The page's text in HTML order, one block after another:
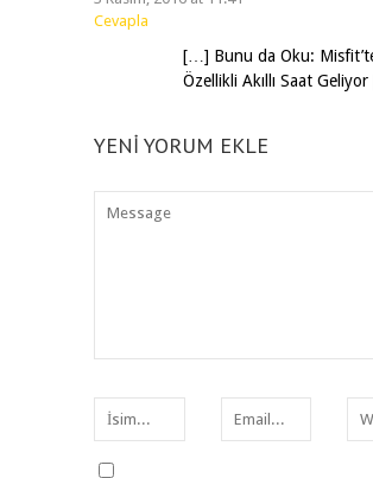
Cevapla
[…] Bunu da Oku:
Özellikli Akıllı Saat
YENI YORUM EKLE